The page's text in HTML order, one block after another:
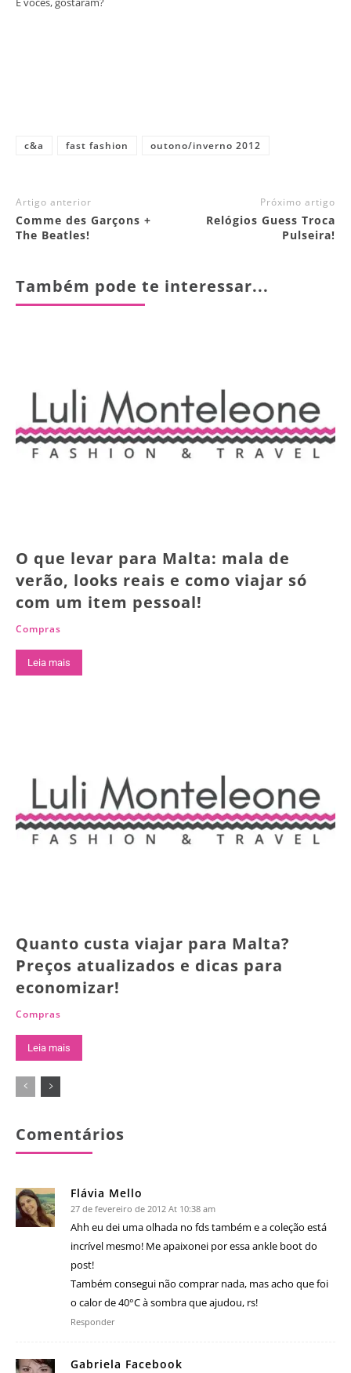
c&a fast fashion outono/inverno 2012
Artigo anterior
Comme des Garçons +
The Beatles!
Próximo artigo
Relógios Guess Troca
Pulseira!
Também pode te interessar...
O que levar para Malta: mala de
verão, looks reais e como viajar só
com um item pessoal!
Compras
Leia mais
Quanto custa viajar para Malta?
Preços atualizados e dicas para
economizar!
Compras
Leia mais
Comentários
Flávia Mello
27 de fevereiro de 2012 At 10:38 am
Ahh eu dei uma olhada no fds também e a coleção está
incrível mesmo! Me apaixonei por essa ankle boot do
post!
Também consegui não comprar nada, mas acho que foi
o calor de 40°C à sombra que ajudou, rs!
Responder
Gabriela Facebook